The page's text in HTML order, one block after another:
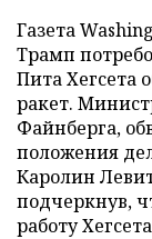
Газета
Трамп
Пита Хегсета
ракет.
Файнберга,
положения
Каролин
подчеркнув,
работу